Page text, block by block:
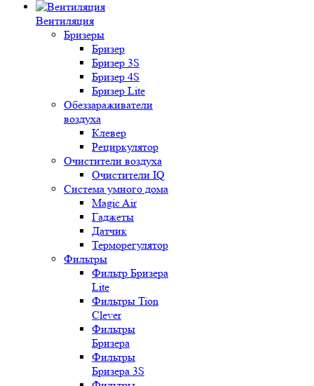
Вентиляция
Бризеры
Бризер
Бризер 3S
Бризер 4S
Бризер Lite
Обеззараживатели
воздуха
Клевер
Рециркулятор
Очистители воздуха
Очистители IQ
Система умного дома
Magic Air
Гаджеты
Датчик
Терморегулятор
Фильтры
Фильтр Бризера
Lite
Фильтры Tion
Clever
Фильтры
Бризера
Фильтры
Бризера 3S